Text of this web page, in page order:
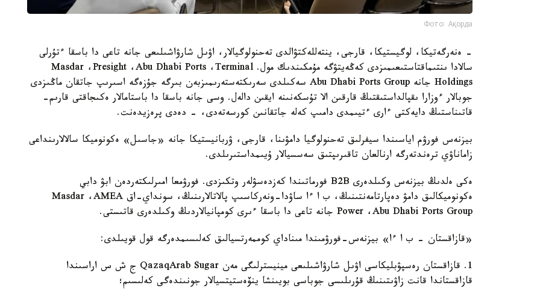
Фото: Ақорда
- ەنەرگەتيكا، لوگيستيكا، قارجى، ينتەللەكتۋالدى تەحنولوگيالار، اۋىل شارۋاشىلىعى جانە تاعى دا باسقا ءتۇرلى
سالادا ىنتىماقتاستىعىمىزدى كەڭەيتۋگە مۇمكىندىك مول. Masdar ،Presight ،Abu Dhabi Ports ،Terminal
Holdings جانە Abu Dhabi Ports Group سەكىلدى سەرىكتەستەرىمىزبەن بىرگە جۇزەگە اسىرىپ جاتقان ماڭىزدى
جوبالار ءوزارا ىقپالداستىقتىڭ قارقىن الا تۇسكەنىنە ايقىن دالەل. وسى جانە باسقا دا باستامالار ەكىجاقتى قارىم-
قاتىناستىڭ دايەكتى ءارى ءتيىمدى دامىپ كەلە جاتقانىن كورسەتەدى، - دەدى پرەزيدەنت.
بيزنەس فورۋم اياسىندا سيفرلىق تەحنولوگيا دامۋىنا، قارجى، ۋربانيستيكا جانە «جاسىل» ەكونوميكا سالالارىنداعى
زاماناۋي ترەندتەرگە ارنالعان تاقىرىپتىق سەسسيالار ۇيىمداستىرىلدى.
ەكى ەلدىڭ بيزنەس وكىلدەرى B2B فورماتىندا كەزدەسۋلەر وتكىزدى. فورۋمعا امىرلىكتەردەن ابۋ دابي
ەكونوميكالىق دامۋ دەپارتامەنتىنىڭ، ب ا ءا ساۋدا-ونەركاسىپ پالاتالارىنىڭ، سونداي-اق Masdar ،AMEA
Power ،Abu Dhabi Ports Group جانە تاعى دا باسقا ءىرى كومپانيالاردىڭ وكىلدەرى قاتىستى.
«قازاقستان - ب ا ءا» بيزنەس-فورۋمىندا مىناداي كوممەرتسيالىق كەلىسىمدەرگە قول قويىلدى:
1. قازاقستان رەسپۋبليكاسى اۋىل شارۋاشىلىعى مينيسترلىگى مەن QazaqArab Sugar ج ش س اراسىندا
قازاقستاندا قانت زاۋىتىنىڭ قۇرىلىسى جوباسى بويىنشا ينۆەستيتسيالار جونىندەگى كەلىسىم؛